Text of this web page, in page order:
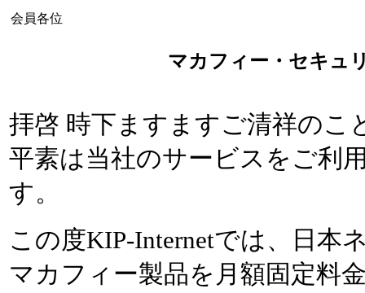
会員各位
マカフィー・セキュ
拝啓 時下ますますご清祥のこ
平素は当社のサービスをご利
す。
この度KIP-Internetでは、日本
マカフィー製品を月額固定料